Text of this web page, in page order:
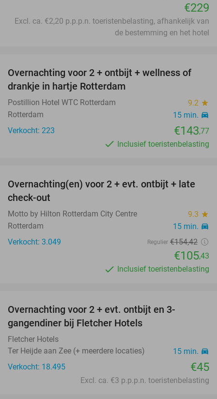
€229
Excl. ca. €2,20 p.p.p.n. toeristenbelasting, afhankelijk van
de bestemming en het hotel
Overnachting voor 2 + ontbijt + wellness of
drankje in hartje Rotterdam
Postillion Hotel WTC Rotterdam 9.2 star
Rotterdam 15 min. directions_car
Verkocht: 223 €143,77
Inclusief toeristenbelasting
32%
Overnachting(en) voor 2 + evt. ontbijt + late
check-out
Motto by Hilton Rotterdam City Centre 9.3 star
Rotterdam 15 min. directions_car
Verkocht: 3.049 Regulier €154,42
€105,43
Inclusief toeristenbelasting
Overnachting voor 2 + evt. ontbijt en 3-
gangendiner bij Fletcher Hotels
Fletcher Hotels
Ter Heijde aan Zee (+ meerdere locaties)
15 min. directions_car
Verkocht: 18.495 €45
Excl. ca. €3 p.p.p.n. toeristenbelasting